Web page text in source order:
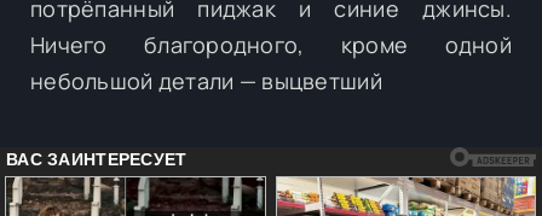
потрёпанный пиджак и синие джинсы.
Ничего благородного, кроме одной
небольшой детали — выцветший